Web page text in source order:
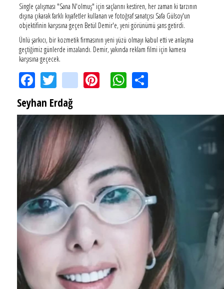
Single çalışması "Sana N'olmuş" için saçlarını kestiren, her zaman ki tarzının
dışına çıkarak farklı kıyafetler kullanan ve fotoğraf sanatçısı Safa Gülsoy'un
objektifinin karşısına geçen Betül Demir'e, yeni görünümü şans getirdi.
Ünlü şarkıcı, bir kozmetik firmasının yeni yüzü olmayı kabul etti ve anlaşma
geçtiğimiz günlerde imzalandı. Demir, yakında reklam filmi için kamera
karşısına geçecek.
FacebookTwitterinstagramPinterestWhatsApp
Seyhan Erdağ
SEYHAN ERDAĞ YAZDI: Peki Mehmet Ali Erbil bu evliliği neden yaptı?